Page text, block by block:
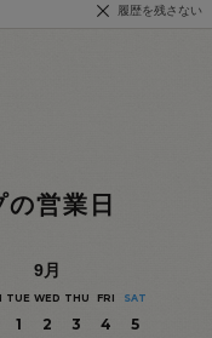
履歴を残さない
営業日
9月
TUE WED THU FRI SAT
1 2 3 4
5